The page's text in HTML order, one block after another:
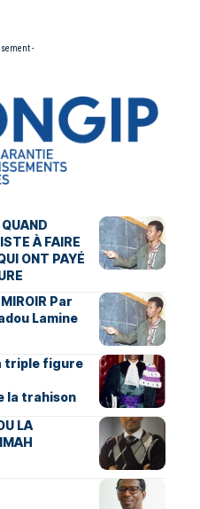
-
À FAIRE
ONT PAYÉ
Par
Lamine
triple figure
la trahison
LA